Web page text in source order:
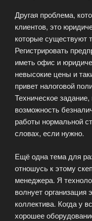
Другая проблема,
клиентов, это
которые существуют
Регистрировать
иметь офис и
невысокие цены и
привет налоговой
Техническое
возможность
работы нормальной
словах, если нужно.
Ещё одна тема для
отношусь к этому
менеджера. Я
волнует
коллектива. Когда у
хорошее